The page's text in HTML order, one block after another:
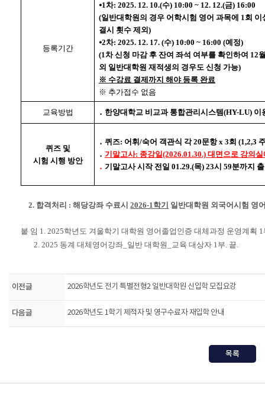
등록기간
⦁1차: 2025. 12. 10.(수) 10:00 ~ 12. 12.(금) 16:00
(일반대학원의 경우 어학시험 영어 과목에 1회 이
결시 횟수 제외)
⦁2차: 2025. 12. 17. (수) 10:00 ~ 16:00 (예정)
(1차 신청 마감 후 잔여 좌석 여부를 확인하여 12
외 일반대학원 재적생의 경우도 신청 가능)
※ 수강료 결제까지 해야 등록 완료
※ 추가접수 없음
교육방법 ․ 한양대학교 비교과 통합관리시스템(HY-LU) 이
퀴즈 및
시험 시행 방안
․ 퀴즈: 어휘/숙어 객관식 각 20문항 x 3회 (1,2,3
․ 기말고사: 종강일(2026.01.30.) 대면으로 강의
․ 기말고사 시작 전일 01.29.(목) 23시 59분까지
2. 합격처리 : 해당강좌 수료시2026-1학기 일반대학원 외국어시험 영
붙 임 1. 2025학년도 겨울학기 대학원 영어졸업인증 대체과정 운영계획 1
2. 2025 동계 대체영어강좌_일반 대학원_교육 대상자 1부. 끝.
이전글 2026학년도 전기 특별전형2 일반대학원 신입학 모집요강
다음글 2026학년도 1학기 제적자 및 영구수료자 재입학 안내
목록